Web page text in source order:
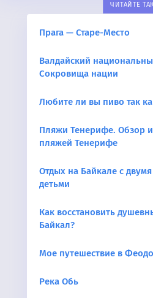
ЧИТАЙТЕ
Прага — Старе-Место
Валдайский
Сокровища нации
Любите ли вы пиво так
Пляжи Тенерифе. Обзор
пляжей Тенерифе
Отдых на Байкале с
детьми
Как восстановить
Байкал?
Мое путешествие в
Река Обь